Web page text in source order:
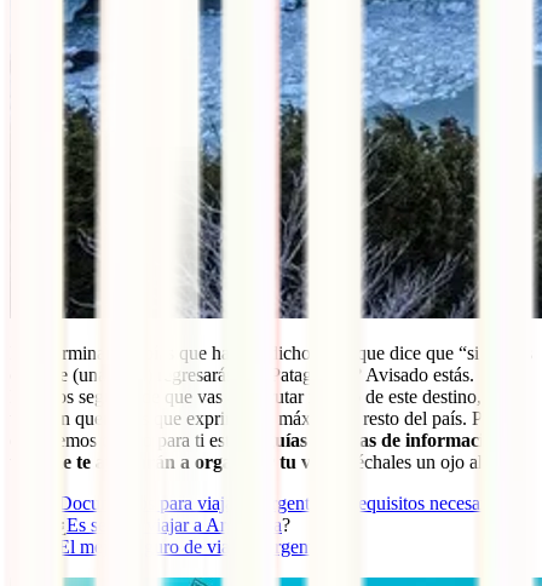
Para terminar, ¿sabías que hay un dicho local que dice que “si comes
calafate (una fruta) regresarás a la Patagonia”? Avisado estás.
Estamos seguros de que vas a disfrutar mucho de este destino, pero
también queremos que exprimas al máximo el resto del país. Por
ello, hemos creado para ti estas
3 guías repletas de información
útil que te ayudarán a organizar tu viaje
, ¡échales un ojo ahora!:
Documentos para viajar a Argentina y requisitos necesarios
¿Es seguro viajar a Argentina?
El mejor seguro de viaje a Argentina